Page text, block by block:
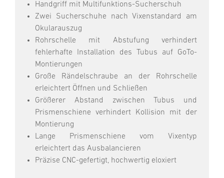
Handgriff mit Multifunktions-Sucherschuh
Zwei Sucherschuhe nach Vixenstandard am
Okularauszug
Rohrschelle mit Abstufung verhindert
fehlerhafte Installation des Tubus auf GoTo-
Montierungen
Große Rändelschraube an der Rohrschelle
erleichtert Öffnen und Schließen
Größerer Abstand zwischen Tubus und
Prismenschiene verhindert Kollision mit der
Montierung
Lange Prismenschiene vom Vixentyp
erleichtert das Ausbalancieren
Präzise CNC-gefertigt, hochwertig eloxiert